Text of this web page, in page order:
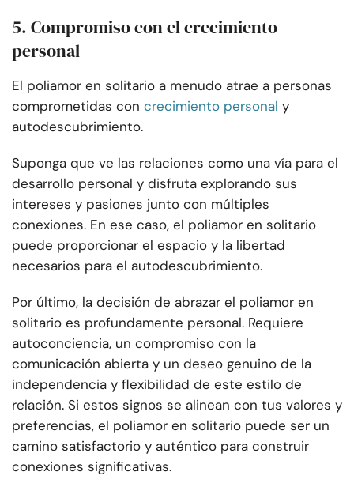
5. Compromiso con el crecimiento
personal
El poliamor en solitario a menudo atrae a personas
comprometidas con crecimiento personal y
autodescubrimiento.
Suponga que ve las relaciones como una vía para el
desarrollo personal y disfruta explorando sus
intereses y pasiones junto con múltiples
conexiones. En ese caso, el poliamor en solitario
puede proporcionar el espacio y la libertad
necesarios para el autodescubrimiento.
Por último, la decisión de abrazar el poliamor en
solitario es profundamente personal. Requiere
autoconciencia, un compromiso con la
comunicación abierta y un deseo genuino de la
independencia y flexibilidad de este estilo de
relación. Si estos signos se alinean con tus valores y
preferencias, el poliamor en solitario puede ser un
camino satisfactorio y auténtico para construir
conexiones significativas.